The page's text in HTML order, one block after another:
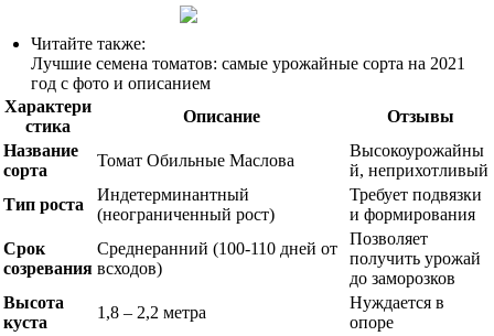
Читайте также:
Лучшие семена томатов: самые урожайные сорта на 2021
год с фото и описанием
Характери
стика
Описание
Отзывы
Название
сорта
Томат Обильные Маслова
Высокоурожайны
й, неприхотливый
Тип роста
Индетерминантный
(неограниченный рост)
Требует подвязки
и формирования
Срок
созревания
Среднеранний (100-110 дней от
всходов)
Позволяет
получить урожай
до заморозков
Высота
куста
1,8 – 2,2 метра
Нуждается в
опоре